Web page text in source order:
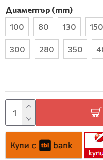
Диаметър (mm)
100
80 130 150
300 280 350